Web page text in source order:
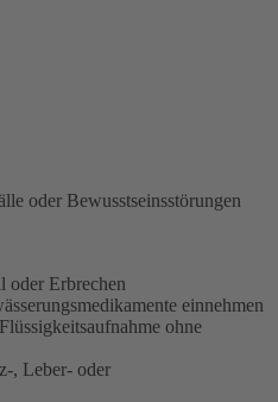
oder Bewusstseinsstörungen
oder Erbrechen
einnehmen
ohne
, Leber- oder